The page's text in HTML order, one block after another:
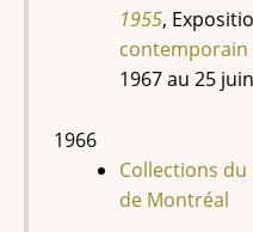
1955,
1967 au 25
1966
Collections
de Montréal